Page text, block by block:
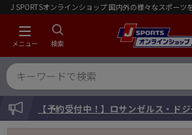
メニュー 検索
INFORMATION【予約受付中！】ロサンゼルス・ド